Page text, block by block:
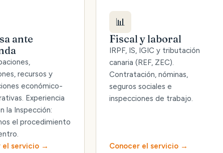
ante
recursos y
económico-
Experiencia
la Inspección:
el procedimiento
el servicio
📊
Fiscal y laboral
IRPF, IS, IGIC y tributación
canaria (REF, ZEC).
Contratación, nóminas,
seguros sociales e
inspecciones de trabajo.
Conocer el servicio